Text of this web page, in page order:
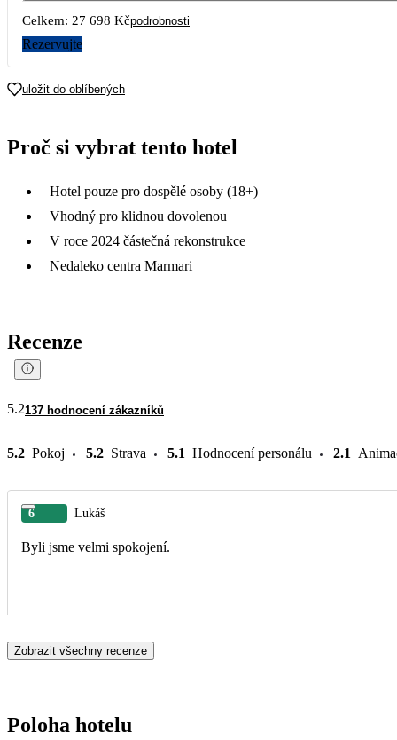
Celkem: 27 698 Kčpodrobnosti
Rezervujte
uložit do oblíbených
Proč si vybrat tento hotel
Hotel pouze pro dospělé osoby (18+)
Vhodný pro klidnou dovolenou
V roce 2024 částečná rekonstrukce
Nedaleko centra Marmari
Recenze
5.2137 hodnocení zákazníků
5.2 Pokoj 5.2 Strava 5.1 Hodnocení personálu 2.1
6 Lukáš
Byli jsme velmi spokojení.
Zobrazit všechny recenze
Poloha hotelu